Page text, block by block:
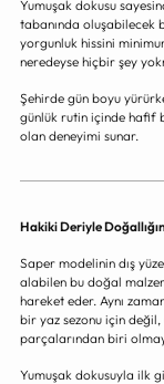
Yumuşak dokusu
tabanında oluşabilecek
yorgunluk hissini
neredeyse hiçbir şey
Şehirde gün boyu
günlük rutin içinde hafif
olan deneyimi sunar.
Hakiki Deriyle
Saper modelinin dış
alabilen bu doğal
hareket eder. Aynı
bir yaz sezonu için değil,
parçalarından biri
Yumuşak dokusuyla ilk